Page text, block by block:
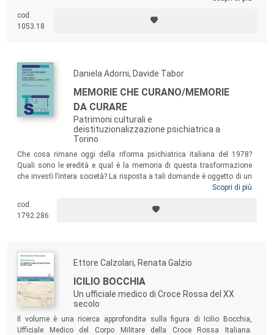
uomini e delle donne toscani che hanno operato a favore dell’umanità
sofferente in un periodo particolarmente intenso della storia italiana ed
cod.
1053.18
Daniela Adorni, Davide Tabor
MEMORIE CHE CURANO/MEMORIE
DA CURARE
Patrimoni culturali e
deistituzionalizzazione psichiatrica a
Torino
Che cosa rimane oggi della riforma psichiatrica italiana del 1978?
Quali sono le eredità e qual è la memoria di questa trasformazione
che investì l’intera società? La risposta a tali domande è oggetto di un
variegato progetto di “storia applicata” che riguarda le memorie e i
attenzione al caso torinese, contesto a lungo dimenticato, ma che
permette di analizzare la complessità e la contraddittorietà di tale
Scopri di più
cod.
1792.286
Ettore Calzolari, Renata Galzio
ICILIO BOCCHIA
Un ufficiale medico di Croce Rossa del XX
secolo
Il volume è una ricerca approfondita sulla figura di Icilio Bocchia,
Ufficiale Medico del Corpo Militare della Croce Rossa Italiana.